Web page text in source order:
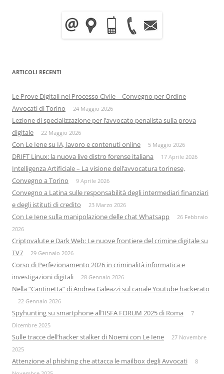
ARTICOLI RECENTI
Le Prove Digitali nel Processo Civile – Convegno per Ordine
Avvocati di Torino
24 Maggio 2026
Lezione di specializzazione per l’avvocato penalista sulla prova
digitale
22 Maggio 2026
Con Le Iene su IA, lavoro e contenuti online 5 Maggio 2026
DRIFT Linux: la nuova live distro forense italiana 17 Aprile 2026
Intelligenza Artificiale – La visione dell’avvocatura torinese,
Convegno a Torino
9 Aprile 2026
Convegno a Latina sulle responsabilità degli intermediari finanziari
e degli istituti di credito
23 Marzo 2026
Con Le Iene sulla manipolazione delle chat Whatsapp
26 Febbraio
2026
Criptovalute e Dark Web: Le nuove frontiere del crimine digitale su
TV7
29 Gennaio 2026
Corso di Perfezionamento 2026 in criminalità informatica e
investigazioni digitali
28 Gennaio 2026
Nella “Cantinetta” di Andrea Galeazzi sul canale Youtube hackerato
22 Gennaio 2026
Spyhunting su smartphone all’IISFA FORUM 2025 di Roma
7
Dicembre 2025
Sulle tracce dell’hacker stalker di Noemi con Le Iene
27 Novembre
2025
Attenzione al phishing che attacca le mailbox degli Avvocati
8